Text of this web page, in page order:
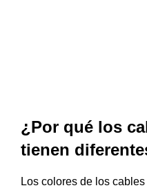
¿Por qué los
tienen
Los colores de los